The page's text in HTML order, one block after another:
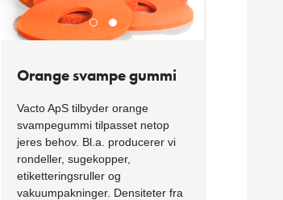
Orange svampe gummi
Vacto ApS tilbyder orange
svampegummi tilpasset netop
jeres behov. Bl.a. producerer vi
rondeller, sugekopper,
etiketteringsruller og
vakuumpakninger. Densiteter fra